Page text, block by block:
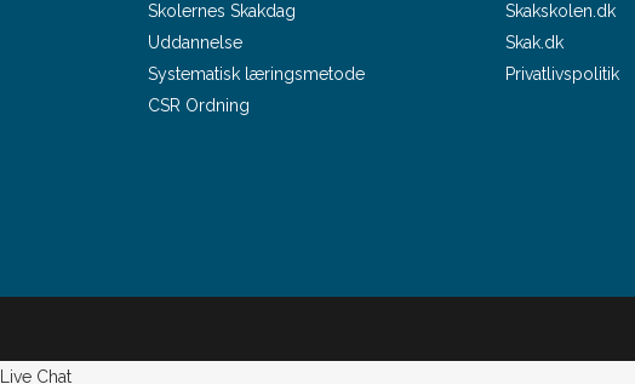
Skolernes Skakdag
Uddannelse
Systematisk læringsmetode
CSR Ordning
Skakskolen.dk
Skak.dk
Privatlivspolitik
Live Chat